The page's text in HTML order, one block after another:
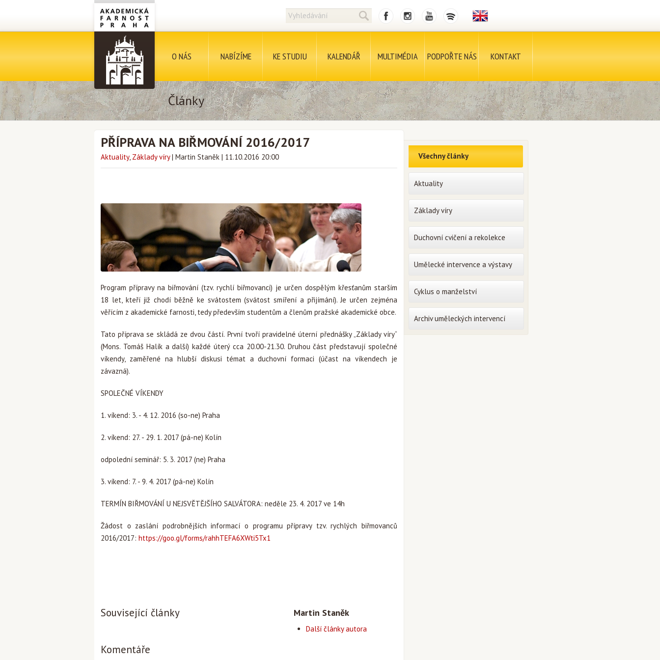
O NÁS NABÍZÍME KE STUDIU KALENDÁŘ MULTIMÉDIA PODPOŘTE NÁS KONTAKT
Články
PŘÍPRAVA NA BIŘMOVÁNÍ 2016/2017
Aktuality, Základy víry | Martin Staněk | 11.10.2016 20:00
Program přípravy na biřmování (tzv. rychlí biřmovanci) je určen dospělým křesťanům starším
18 let, kteří již chodí běžně ke svátostem (svátost smíření a přijímání). Je určen zejména
věřícím z akademické farnosti, tedy především studentům a členům pražské akademické obce.
Tato příprava se skládá ze dvou částí. První tvoří pravidelné úterní přednášky „Základy víry“
(Mons. Tomáš Halík a další) každé úterý cca 20.00-21.30. Druhou část představují společné
víkendy, zaměřené na hlubší diskusi témat a duchovní formaci (účast na víkendech je
závazná).
SPOLEČNÉ VÍKENDY
1. víkend: 3. - 4. 12. 2016 (so-ne) Praha
2. víkend: 27. - 29. 1. 2017 (pá-ne) Kolín
odpolední seminář: 5. 3. 2017 (ne) Praha
3. víkend: 7. - 9. 4. 2017 (pá-ne) Kolín
TERMÍN BIŘMOVÁNÍ U NEJSVĚTĚJŠÍHO SALVÁTORA: neděle 23. 4. 2017 ve 14h
Žádost o zaslání podrobnějších informací o programu přípravy tzv. rychlých biřmovanců
2016/2017: https://goo.gl/forms/rahhTEFA6XWti5Tx1
Související články Martin Staněk
Další články autora
Komentáře
Všechny články
Aktuality
Základy víry
Duchovní cvičení a rekolekce
Umělecké intervence a výstavy
Cyklus o manželství
Archiv uměleckých intervencí